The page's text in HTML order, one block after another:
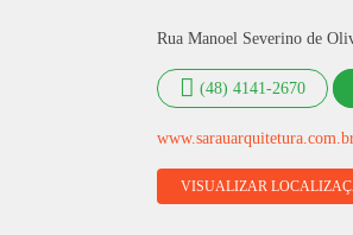
Rua Manoel Severino de
(48) 4141-2670
VISUALIZAR